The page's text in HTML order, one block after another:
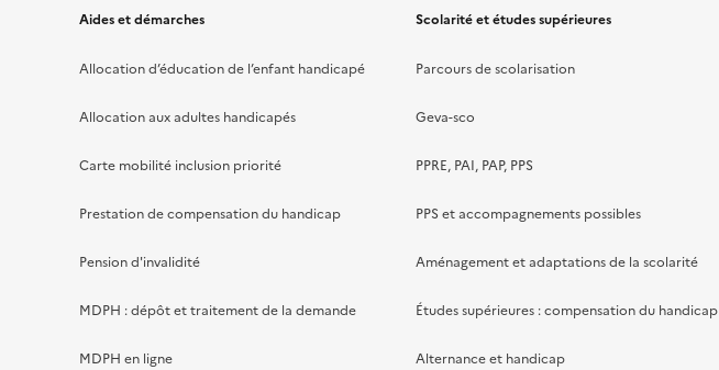
Aides et démarches
Allocation d’éducation de l’enfant handicapé
Allocation aux adultes handicapés
Carte mobilité inclusion priorité
Prestation de compensation du handicap
Pension d'invalidité
MDPH : dépôt et traitement de la demande
MDPH en ligne
Scolarité et études supérieures
Parcours de scolarisation
Geva-sco
PPRE, PAI, PAP, PPS
PPS et accompagnements possibles
Aménagement et adaptations de la scolarité
Études supérieures : compensation du handicap
Alternance et handicap